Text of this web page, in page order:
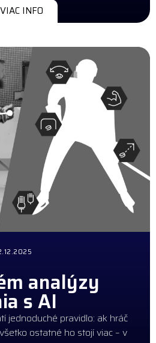
VIAC INFO
analýzy
s AI
jednoduché pravidlo: ak hráč
ostatné ho stojí viac – v